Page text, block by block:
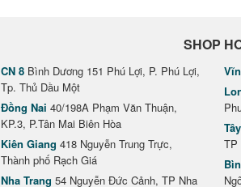
SHOP
CN 8 Bình Dương 151 Phú Lợi, P. Phú Lợi,
Tp. Thủ Dầu Một
Đồng Nai 40/198A Phạm Văn Thuận,
KP.3, P.Tân Mai Biên Hòa
Kiên Giang 418 Nguyễn Trung Trực,
Thành phố Rạch Giá
Nha Trang 54 Nguyễn Đức Cảnh, TP Nha
TP